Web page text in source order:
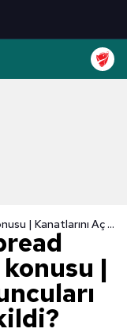
Kanatlarını Aç (Spread Your Wings) filmi konusu | Kanatlarını Aç oyuncuları kim, ne zaman çekildi? Yönetmeni kim?
|